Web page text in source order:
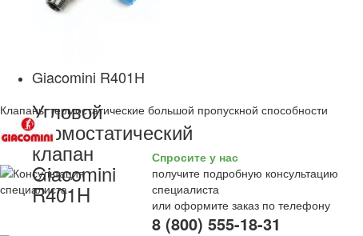
Giacomini R401H
Угловой
термостатический
клапан
Giacomini
R401H
Клапаны термостатические большой пропускной способности
Спросите у нас
получите подробную консультацию
специалиста
или оформите заказ по телефону
8 (800) 555-18-31